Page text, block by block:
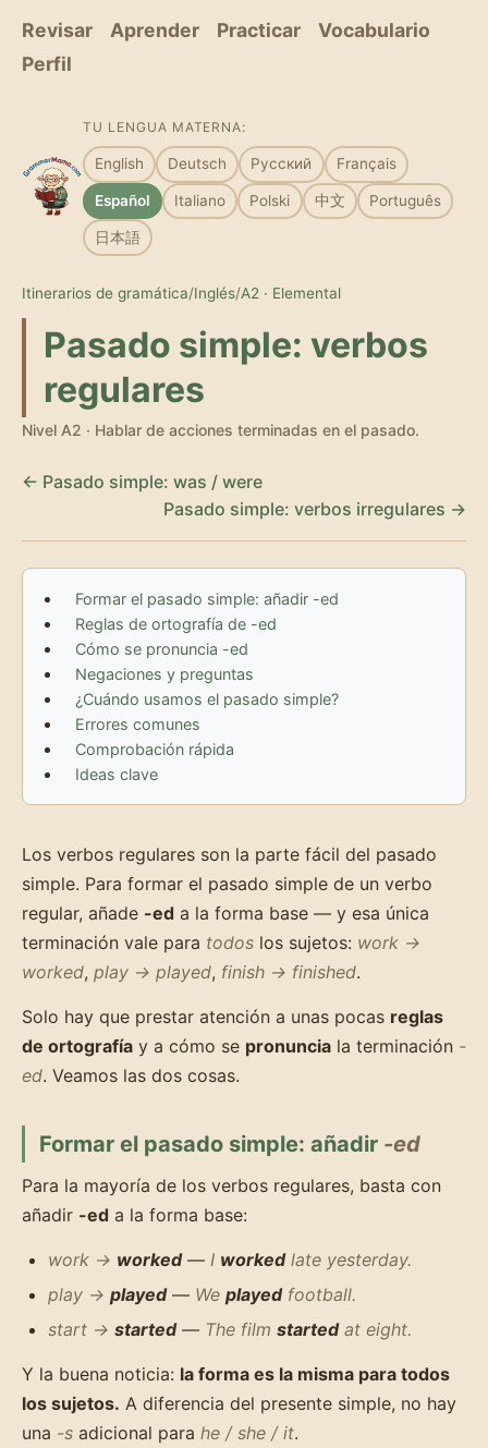
Revisar Aprender Practicar
Vocabulario
Perfil
TU LENGUA MATERNA:
English Deutsch Русский Français
Español Italiano Polski 中文 Português
日本語
Itinerarios de gramática/Inglés/A2 · Elemental
Pasado simple: verbos
regulares
Nivel A2 · Hablar de acciones terminadas en el pasado.
← Pasado simple: was / were
Pasado simple: verbos irregulares →
Formar el pasado simple: añadir -ed
Reglas de ortografía de -ed
Cómo se pronuncia -ed
Negaciones y preguntas
¿Cuándo usamos el pasado simple?
Errores comunes
Comprobación rápida
Ideas clave
Los verbos regulares son la parte fácil del pasado
simple. Para formar el pasado simple de un verbo
regular, añade -ed a la forma base — y esa única
terminación vale para todos los sujetos: work →
worked, play → played, finish → finished.
Solo hay que prestar atención a unas pocas reglas
de ortografía y a cómo se pronuncia la terminación -
ed. Veamos las dos cosas.
Formar el pasado simple: añadir -ed
Para la mayoría de los verbos regulares, basta con
añadir -ed a la forma base:
work → worked— I workedlate yesterday.
play → played— We playedfootball.
start → started— The film startedat eight.
Y la buena noticia: la forma es la misma para todos
los sujetos. A diferencia del presente simple, no hay
una -s adicional para he / she / it.